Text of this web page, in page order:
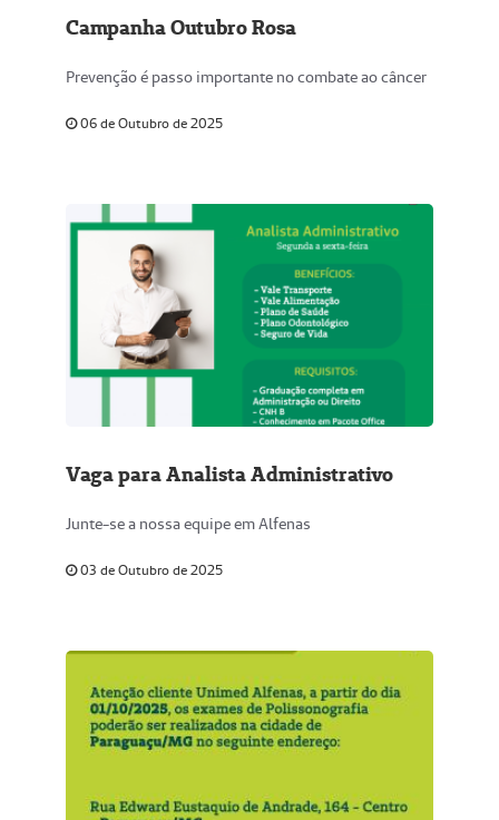
Campanha Outubro Rosa
Prevenção é passo importante no combate ao câncer
06 de Outubro de 2025
Vaga para Analista Administrativo
Junte-se a nossa equipe em Alfenas
03 de Outubro de 2025